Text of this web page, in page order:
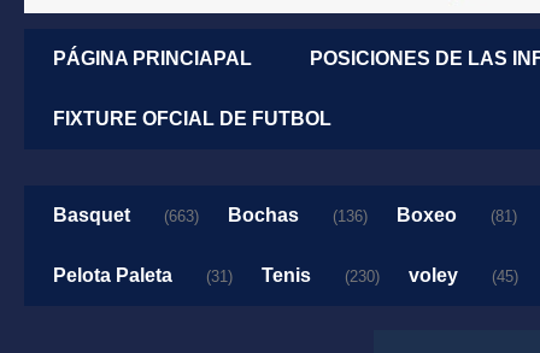
PÁGINA PRINCIAPAL POSICIONES DE LAS
FIXTURE OFCIAL DE FUTBOL
Basquet (663) Bochas (136) Boxeo (81)
Pelota Paleta (31) Tenis (230) voley (45)